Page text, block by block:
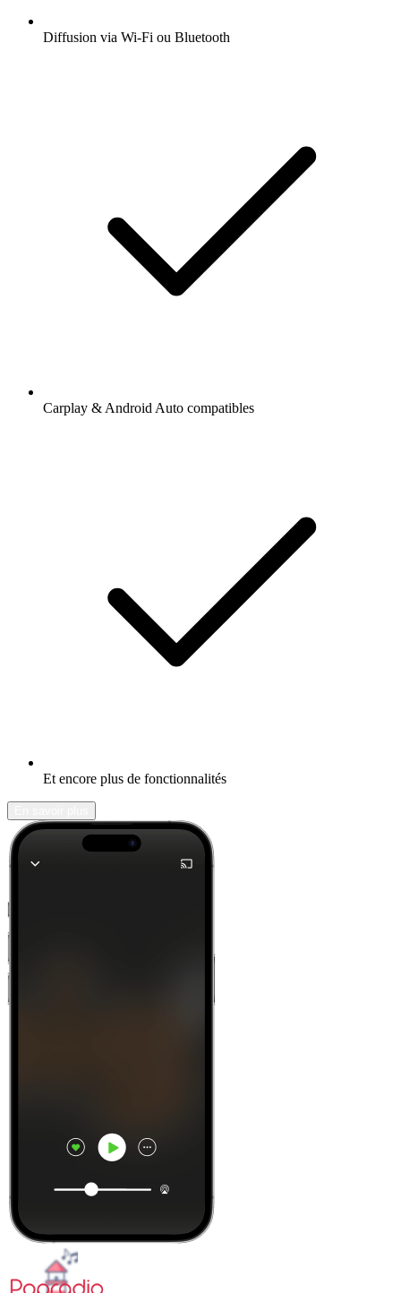
Diffusion via Wi-Fi ou Bluetooth
Carplay & Android Auto compatibles
Et encore plus de fonctionnalités